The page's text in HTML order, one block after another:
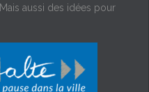
aussi des idées pour